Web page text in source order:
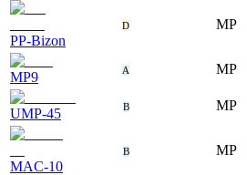
PP-Bizon
D MP
MP9 A MP
UMP-45 B MP
MAC-10
B MP